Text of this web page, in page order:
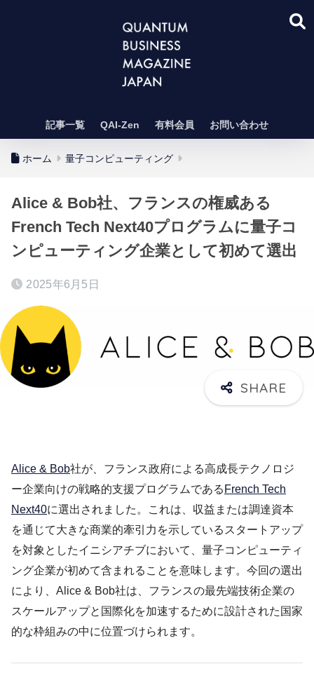
記事一覧 QAI-Zen 有料会員 お問い合わせ
ホーム 量子コンピューティング
Alice & Bob社、フランスの権威ある
French Tech Next40プログラムに量子コ
ンピューティング企業として初めて選出
2025年6月5日
Alice & Bob社が、フランス政府による高成長テクノロジ
ー企業向けの戦略的支援プログラムである French Tech
Next40に選出されました。これは、収益または調達資本
を通じて大きな商業的牽引力を示しているスタートアップ
を対象としたイニシアチブにおいて、量子コンピューティ
ング企業が初めて含まれることを意味します。今回の選出
により、Alice & Bob社は、フランスの最先端技術企業の
スケールアップと国際化を加速するために設計された国家
的な枠組みの中に位置づけられます。